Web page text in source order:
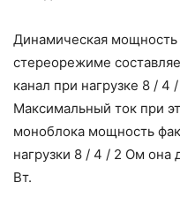
Динамическая мощность
стереорежиме
канал при нагрузке 8 / 4
Максимальный ток при
моноблока мощность
нагрузки 8 / 4 / 2 Ом она
Вт.